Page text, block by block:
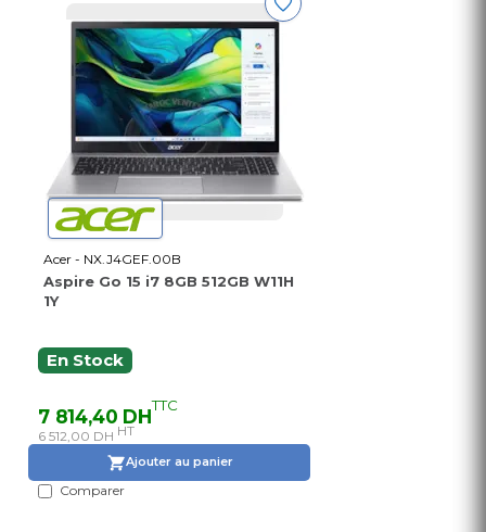
Acer - NX.J4GEF.00B
Aspire Go 15 i7 8GB 512GB W11H
1Y
En Stock
7 814,40 DHTTC
6 512,00 DH HT
Ajouter au panier
Comparer